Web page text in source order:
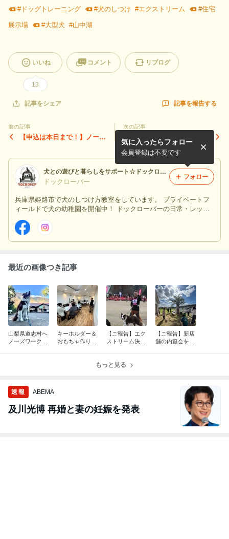
#ドッグトレーニング #犬のしつけ #エクストリーム #住宅
展示場 #大型犬 #山中湖
いいね
13
コメント リブログ
記事をシェア 記事を報告する
前の記事
【申込は本日まで！】ノーズ
次の記事
ワンちゃんと向き合う愛犬家
セミナー開催のお知らせ
犬との遊びと暮らしをサポート☆ドックローバー in 姫路
ドックローバー
兵庫県姫路市で犬のしつけ方教室をしています。 プライベートフ
ィールドで犬の幼稚園を開催中！ ドックローバーの日常・レッス
ン・イベント等の情報を発信します☆
気に入ったらフォロー
会員登録は不要です
フォロー
最近の画像つき記事
山梨県道志村へ
ノーズワーク修
キーホルダー＆
おもちゃ作りワ
【ご報告】エク
ストリーム決勝
【ご報告】新店
舗の内覧会を開
もっと見る
速報 ABEMA
及川光博 再婚と妻の妊娠を発表